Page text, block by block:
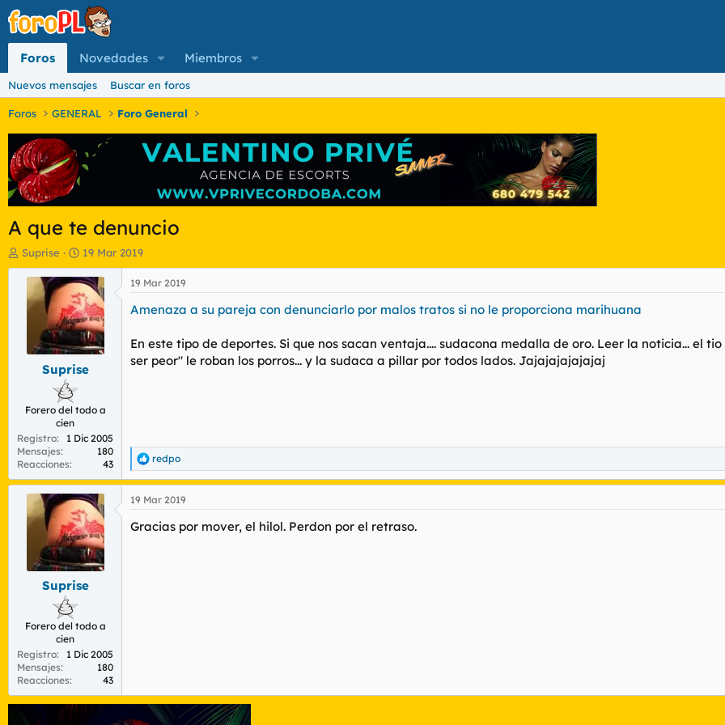
Foros Novedades Miembros
Nuevos mensajes Buscar en foros
Foros GENERAL Foro General
A que te denuncio
I
n
o
e
m
a
Suprise
F
e
c
h
a
d
e
i
n
i
19 Mar 2019
Suprise
Forero del todo a
cien
Registro
1 Dic 2005
Mensajes
180
Reacciones
43
19 Mar 2019
Amenaza a su pareja con denunciarlo por malos tratos si no le proporciona marihuana
En este tipo de deportes. Si que nos sacan ventaja.... sudacona medalla de oro. Leer la noticia... el
ser peor" le roban los porros... y la sudaca a pillar por todos lados. Jajajajajajajaj
R
e
a
c
i
redpo
Suprise
Forero del todo a
cien
Registro
1 Dic 2005
Mensajes
180
Reacciones
43
19 Mar 2019
Gracias por mover, el hilol. Perdon por el retraso.